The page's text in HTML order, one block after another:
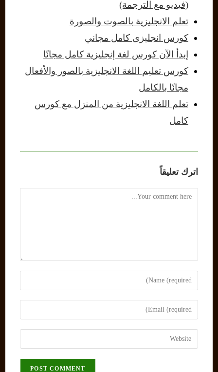
(فيديو مع الترجمة)
تعلم الانجليزية بالصوت والصورة
كورس انجليزى كامل مجاني
إبدأ الآن كورس لغة إنجليزية كامل مجانًا
كورس تعليم اللغة الانجليزية بالصور والأفعال
مجانًا بالكامل
تعلم اللغة الانجليزية من المنزل مع كورس
كامل
اترك تعليقاً
Comment
Enter
your
name
comment
Enter
your
email
address
Enter
your